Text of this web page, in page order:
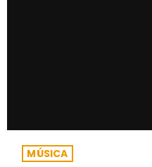
MÚSICA